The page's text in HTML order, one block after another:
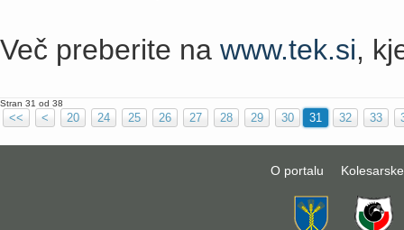
Več preberite na www.tek.si,
Stran 31 od 38
<< < 20 24 25 26 27 28 29 30 31 32 33
O portalu